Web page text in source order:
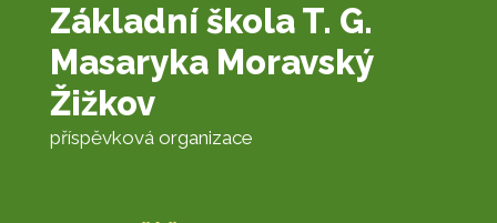
Základní škola T. G.
Masaryka Moravský
Žižkov
příspěvková organizace